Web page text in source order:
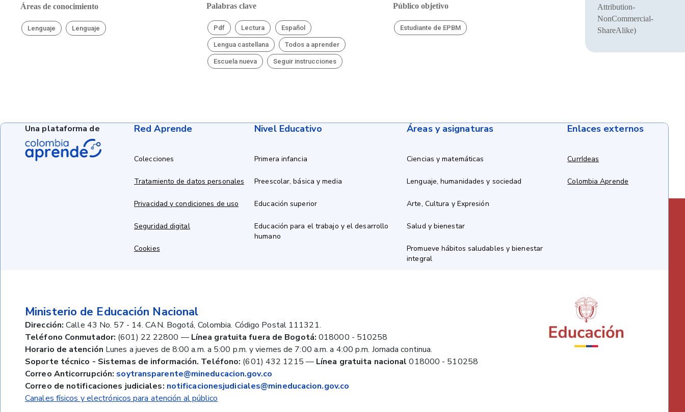
Áreas de conocimiento
Lenguaje Lenguaje
Palabras clave
Pdf Lectura Español
Lengua castellana Todos a aprender
Escuela nueva Seguir instrucciones
Público objetivo
Estudiante de EPBM
Attribution-
NonCommercial-
ShareAlike)
Red Aprende
Colecciones
Tratamiento de datos personales
Privacidad y condiciones de uso
Seguridad digital
Cookies
Nivel Educativo
Primera infancia
Preescolar, básica y media
Educación superior
Educación para el trabajo y el desarrollo
humano
Áreas y asignaturas
Ciencias y matemáticas
Lenguaje, humanidades y sociedad
Arte, Cultura y Expresión
Salud y bienestar
Promueve hábitos saludables y bienestar
integral
Enlaces externos
CurrIdeas
Colombia Aprende
Ministerio de Educación Nacional
Dirección: Calle 43 No. 57 - 14. CAN. Bogotá, Colombia. Código Postal 111321.
Teléfono Conmutador: (601) 22 22800 — Línea gratuita fuera de Bogotá: 018000 - 510258
Horario de atención Lunes a jueves de 8:00 a.m. a 5:00 p.m. y viernes de 7:00 a.m. a 4:00 p.m. Jornada continua.
Soporte técnico - Sistemas de información. Teléfono: (601) 432 1215 — Línea gratuita nacional 018000 - 510258
Correo Anticorrupción: soytransparente@mineducacion.gov.co
Correo de notificaciones judiciales: notificacionesjudiciales@mineducacion.gov.co
Canales físicos y electrónicos para atención al público
Una plataforma de